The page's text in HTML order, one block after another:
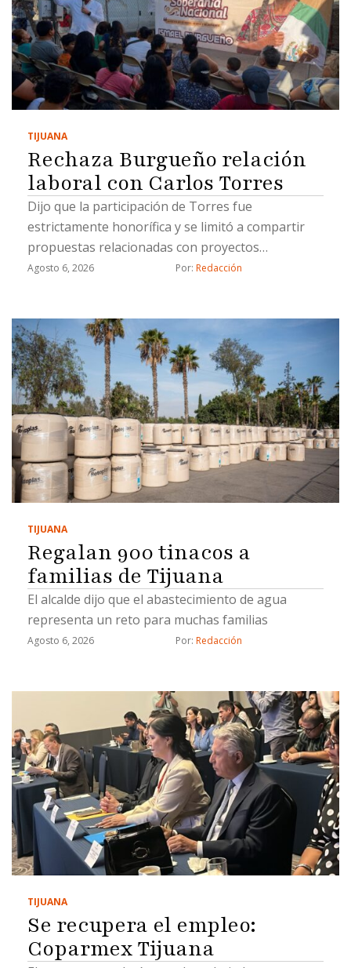
TIJUANA
Rechaza Burgueño relación
laboral con Carlos Torres
Dijo que la participación de Torres fue
estrictamente honorífica y se limitó a compartir
propuestas relacionadas con proyectos
estratégicos
Agosto 6, 2026 Por: Redacción
TIJUANA
Regalan 900 tinacos a
familias de Tijuana
El alcalde dijo que el abastecimiento de agua
representa un reto para muchas familias
Agosto 6, 2026 Por: Redacción
TIJUANA
Se recupera el empleo:
Coparmex Tijuana